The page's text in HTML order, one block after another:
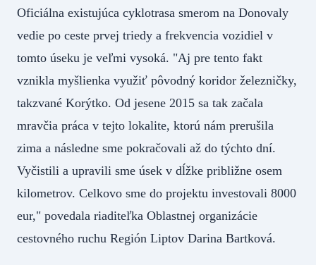
Oficiálna existujúca cyklotrasa smerom na Donovaly
vedie po ceste prvej triedy a frekvencia vozidiel v
tomto úseku je veľmi vysoká. "Aj pre tento fakt
vznikla myšlienka využiť pôvodný koridor železničky,
takzvané Korýtko. Od jesene 2015 sa tak začala
mravčia práca v tejto lokalite, ktorú nám prerušila
zima a následne sme pokračovali až do týchto dní.
Vyčistili a upravili sme úsek v dĺžke približne osem
kilometrov. Celkovo sme do projektu investovali 8000
eur," povedala riaditeľka Oblastnej organizácie
cestovného ruchu Región Liptov Darina Bartková.